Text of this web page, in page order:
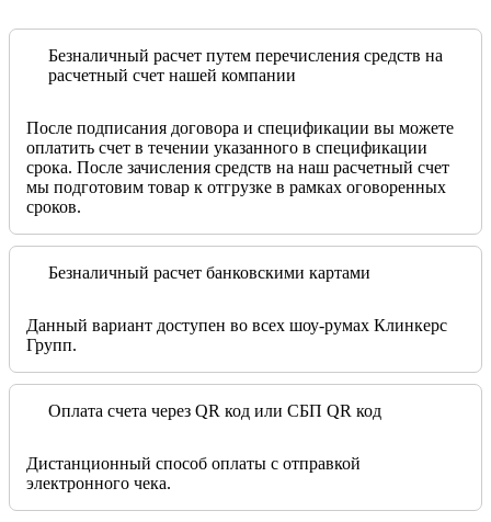
Безналичный расчет путем перечисления средств на
расчетный счет нашей компании
После подписания договора и спецификации вы можете
оплатить счет в течении указанного в спецификации
срока. После зачисления средств на наш расчетный счет
мы подготовим товар к отгрузке в рамках оговоренных
сроков.
Безналичный расчет банковскими картами
Данный вариант доступен во всех шоу-румах Клинкерс
Групп.
Оплата счета через QR код или СБП QR код
Дистанционный способ оплаты с отправкой
электронного чека.